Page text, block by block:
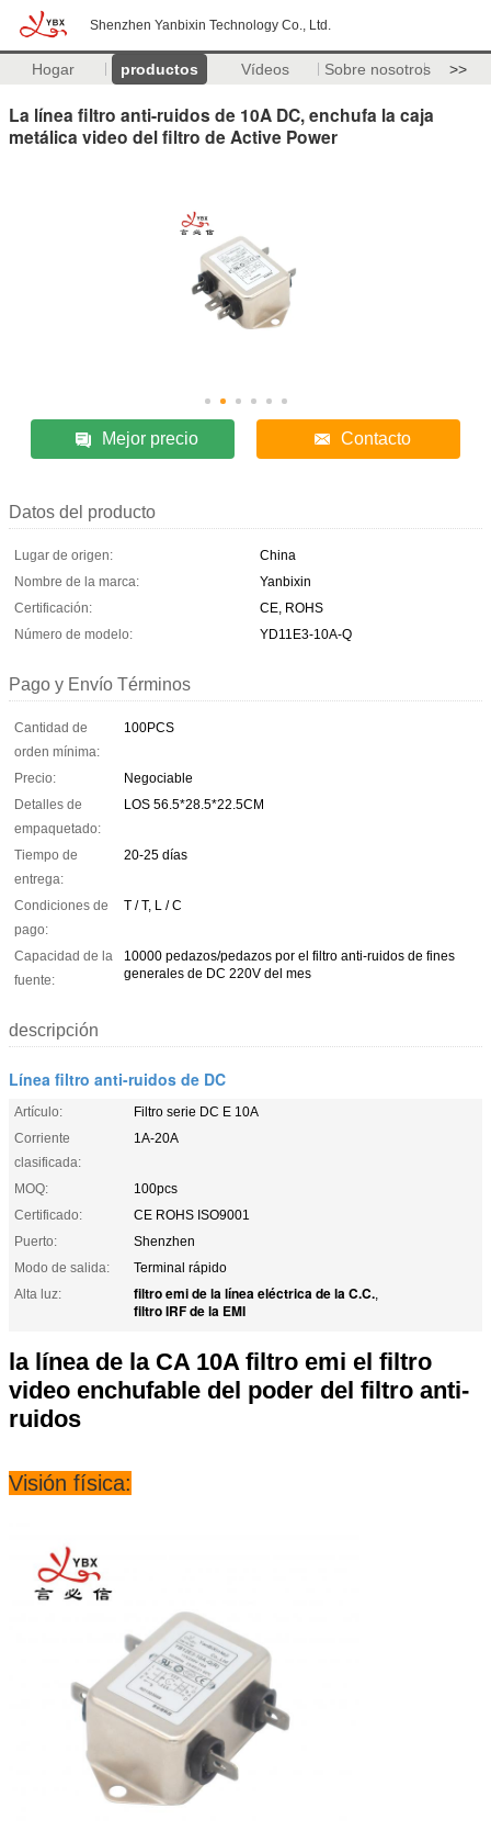
Shenzhen Yanbixin Technology Co., Ltd.
Hogar productos Vídeos Sobre nosotros >>
La línea filtro anti-ruidos de 10A DC, enchufa la caja
metálica video del filtro de Active Power
Mejor precio Contacto
Datos del producto
Lugar de origen:
China
Nombre de la marca:
Yanbixin
Certificación:
CE, ROHS
Número de modelo:
YD11E3-10A-Q
Pago y Envío Términos
Cantidad de
orden mínima:
100PCS
Precio:
Negociable
Detalles de
empaquetado:
LOS 56.5*28.5*22.5CM
Tiempo de
entrega:
20-25 días
Condiciones de
pago:
T / T, L / C
Capacidad de la
fuente:
10000 pedazos/pedazos por el filtro anti-ruidos de fines
generales de DC 220V del mes
descripción
Línea filtro anti-ruidos de DC
Artículo:
Filtro serie DC E 10A
Corriente
clasificada:
1A-20A
MOQ:
100pcs
Certificado:
CE ROHS ISO9001
Puerto:
Shenzhen
Modo de salida:
Terminal rápido
Alta luz:
filtro emi de la línea eléctrica de la C.C.,
filtro IRF de la EMI
la línea de la CA 10A filtro emi el filtro
video enchufable del poder del filtro anti-
ruidos
Visión física: